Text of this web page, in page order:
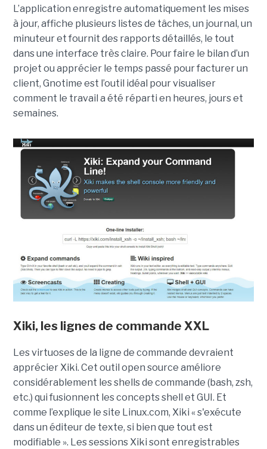
L’application enregistre automatiquement les mises
à jour, affiche plusieurs listes de tâches, un journal, un
minuteur et fournit des rapports détaillés, le tout
dans une interface très claire. Pour faire le bilan d’un
projet ou apprécier le temps passé pour facturer un
client, Gnotime est l’outil idéal pour visualiser
comment le travail a été réparti en heures, jours et
semaines.
Xiki, les lignes de commande XXL
Les virtuoses de la ligne de commande devraient
apprécier Xiki. Cet outil open source améliore
considérablement les shells de commande (bash, zsh,
etc.) qui fusionnent les concepts shell et GUI. Et
comme l’explique le site Linux.com, Xiki « s'exécute
dans un éditeur de texte, si bien que tout est
modifiable ». Les sessions Xiki sont enregistrables